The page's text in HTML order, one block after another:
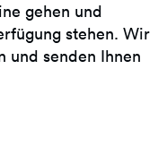
gehen und
stehen. Wir
und senden Ihnen